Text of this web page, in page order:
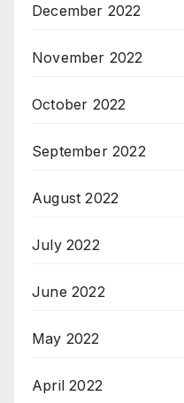
December 2022
November 2022
October 2022
September 2022
August 2022
July 2022
June 2022
May 2022
April 2022